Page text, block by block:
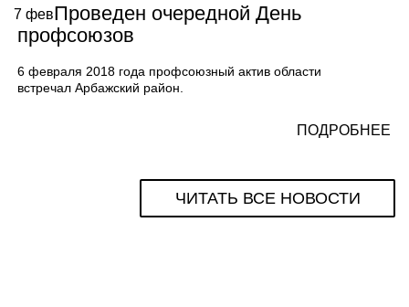
7 февПроведен очередной День
профсоюзов
6 февраля 2018 года профсоюзный актив области
встречал Арбажский район.
ПОДРОБНЕЕ
ЧИТАТЬ ВСЕ НОВОСТИ